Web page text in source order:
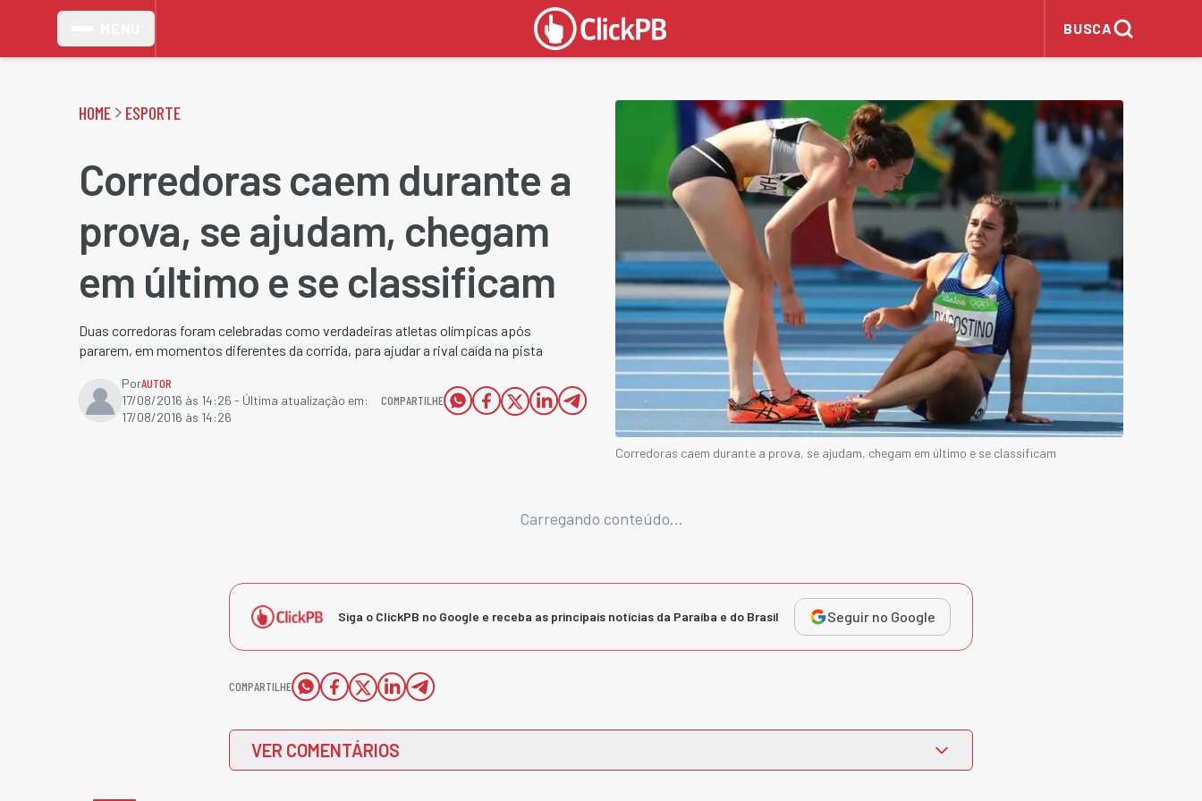
BUSCA
HOME ESPORTE
Corredoras caem durante a
prova, se ajudam, chegam
em último e se classificam
Duas corredoras foram celebradas como verdadeiras atletas olímpicas após
pararem, em momentos diferentes da corrida, para ajudar a rival caída na pista
PorAUTOR
17/08/2016 às 14:26 - Última atualização em:
17/08/2016 às 14:26
COMPARTILHE
Corredoras caem durante a prova, se ajudam, chegam em último e se classificam
Carregando conteúdo...
Siga o ClickPB no Google e receba as principais notícias da Paraíba e do Brasil Seguir no Google
COMPARTILHE
VER COMENTÁRIOS